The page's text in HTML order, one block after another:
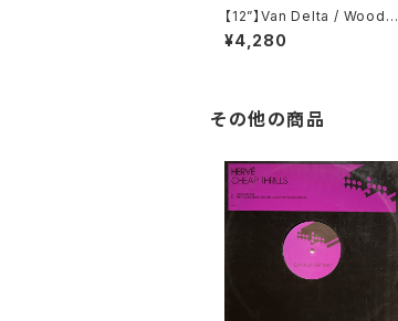
【12”】Van Delta / Wood E
P (Groove Attack Produ
ctions) (GAP 083)
¥4,280
その他の商品